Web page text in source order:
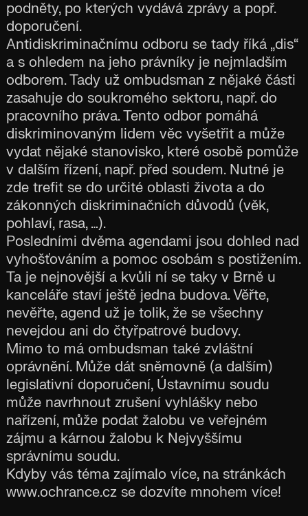
podněty, po kterých vydává zprávy a popř.
doporučení.
Antidiskriminačnímu odboru se tady říká „dis“
a s ohledem na jeho právníky je nejmladším
odborem. Tady už ombudsman z nějaké části
zasahuje do soukromého sektoru, např. do
pracovního práva. Tento odbor pomáhá
diskriminovaným lidem věc vyšetřit a může
vydat nějaké stanovisko, které osobě pomůže
v dalším řízení, např. před soudem. Nutné je
zde trefit se do určité oblasti života a do
zákonných diskriminačních důvodů (věk,
pohlaví, rasa, …).
Posledními dvěma agendami jsou dohled nad
vyhošťováním a pomoc osobám s postižením.
Ta je nejnovější a kvůli ní se taky v Brně u
kanceláře staví ještě jedna budova. Věřte,
nevěřte, agend už je tolik, že se všechny
nevejdou ani do čtyřpatrové budovy.
Mimo to má ombudsman také zvláštní
oprávnění. Může dát sněmovně (a dalším)
legislativní doporučení, Ústavnímu soudu
může navrhnout zrušení vyhlášky nebo
nařízení, může podat žalobu ve veřejném
zájmu a kárnou žalobu k Nejvyššímu
správnímu soudu.
Kdyby vás téma zajímalo více, na stránkách
www.ochrance.cz se dozvíte mnohem více!